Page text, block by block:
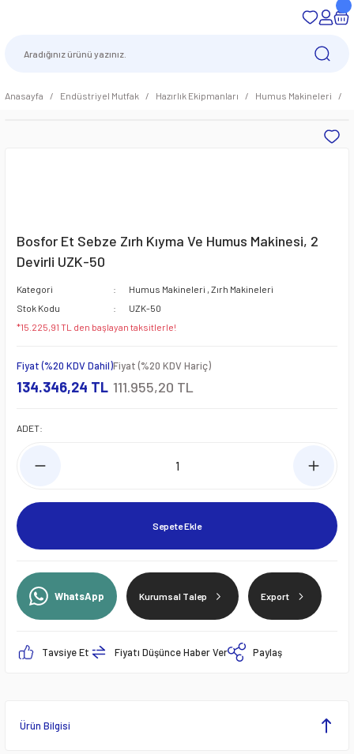
Anasayfa Endüstriyel Mutfak Hazırlık Ekipmanları Humus Makineleri
Bosfor Et Sebze Zırh Kıyma Ve Humus Makinesi, 2
Devirli UZK-50
Kategori Humus Makineleri , Zırh Makineleri
Stok Kodu
UZK-50
*15.225,91 TL den başlayan taksitlerle!
Fiyat (%20 KDV Dahil)
134.346,24 TL
Fiyat (%20 KDV Hariç)
111.955,20 TL
ADET:
Sepete Ekle
WhatsApp Kurumsal Talep Export
Tavsiye Et Fiyatı Düşünce Haber Ver Paylaş
Ürün Bilgisi